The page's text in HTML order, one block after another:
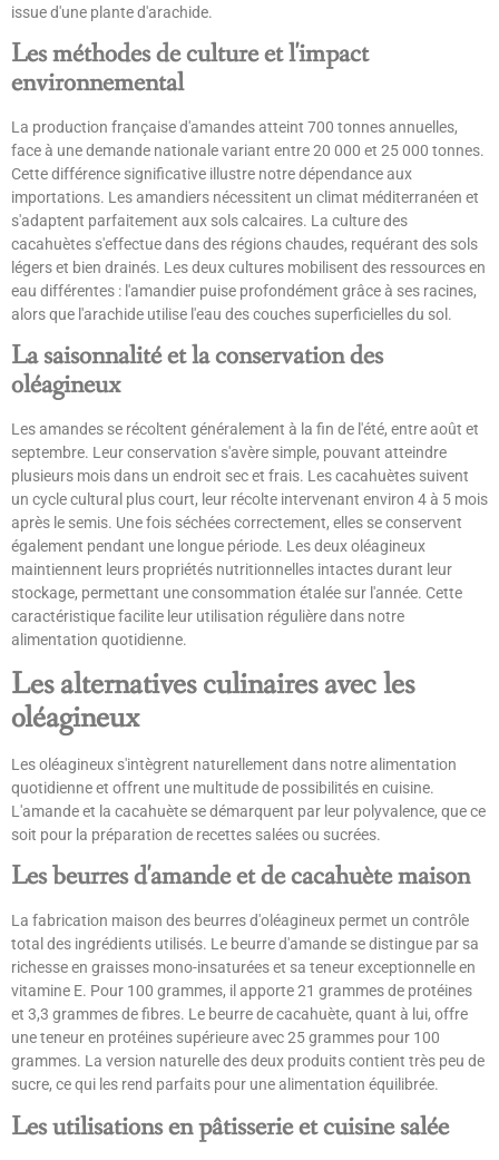
issue d'une plante d'arachide.
Les méthodes de culture et l'impact
environnemental
La production française d'amandes atteint 700 tonnes annuelles,
face à une demande nationale variant entre 20 000 et 25 000 tonnes.
Cette différence significative illustre notre dépendance aux
importations. Les amandiers nécessitent un climat méditerranéen et
s'adaptent parfaitement aux sols calcaires. La culture des
cacahuètes s'effectue dans des régions chaudes, requérant des sols
légers et bien drainés. Les deux cultures mobilisent des ressources en
eau différentes : l'amandier puise profondément grâce à ses racines,
alors que l'arachide utilise l'eau des couches superficielles du sol.
La saisonnalité et la conservation des
oléagineux
Les amandes se récoltent généralement à la fin de l'été, entre août et
septembre. Leur conservation s'avère simple, pouvant atteindre
plusieurs mois dans un endroit sec et frais. Les cacahuètes suivent
un cycle cultural plus court, leur récolte intervenant environ 4 à 5 mois
après le semis. Une fois séchées correctement, elles se conservent
également pendant une longue période. Les deux oléagineux
maintiennent leurs propriétés nutritionnelles intactes durant leur
stockage, permettant une consommation étalée sur l'année. Cette
caractéristique facilite leur utilisation régulière dans notre
alimentation quotidienne.
Les alternatives culinaires avec les
oléagineux
Les oléagineux s'intègrent naturellement dans notre alimentation
quotidienne et offrent une multitude de possibilités en cuisine.
L'amande et la cacahuète se démarquent par leur polyvalence, que ce
soit pour la préparation de recettes salées ou sucrées.
Les beurres d'amande et de cacahuète maison
La fabrication maison des beurres d'oléagineux permet un contrôle
total des ingrédients utilisés. Le beurre d'amande se distingue par sa
richesse en graisses mono-insaturées et sa teneur exceptionnelle en
vitamine E. Pour 100 grammes, il apporte 21 grammes de protéines
et 3,3 grammes de fibres. Le beurre de cacahuète, quant à lui, offre
une teneur en protéines supérieure avec 25 grammes pour 100
grammes. La version naturelle des deux produits contient très peu de
sucre, ce qui les rend parfaits pour une alimentation équilibrée.
Les utilisations en pâtisserie et cuisine salée